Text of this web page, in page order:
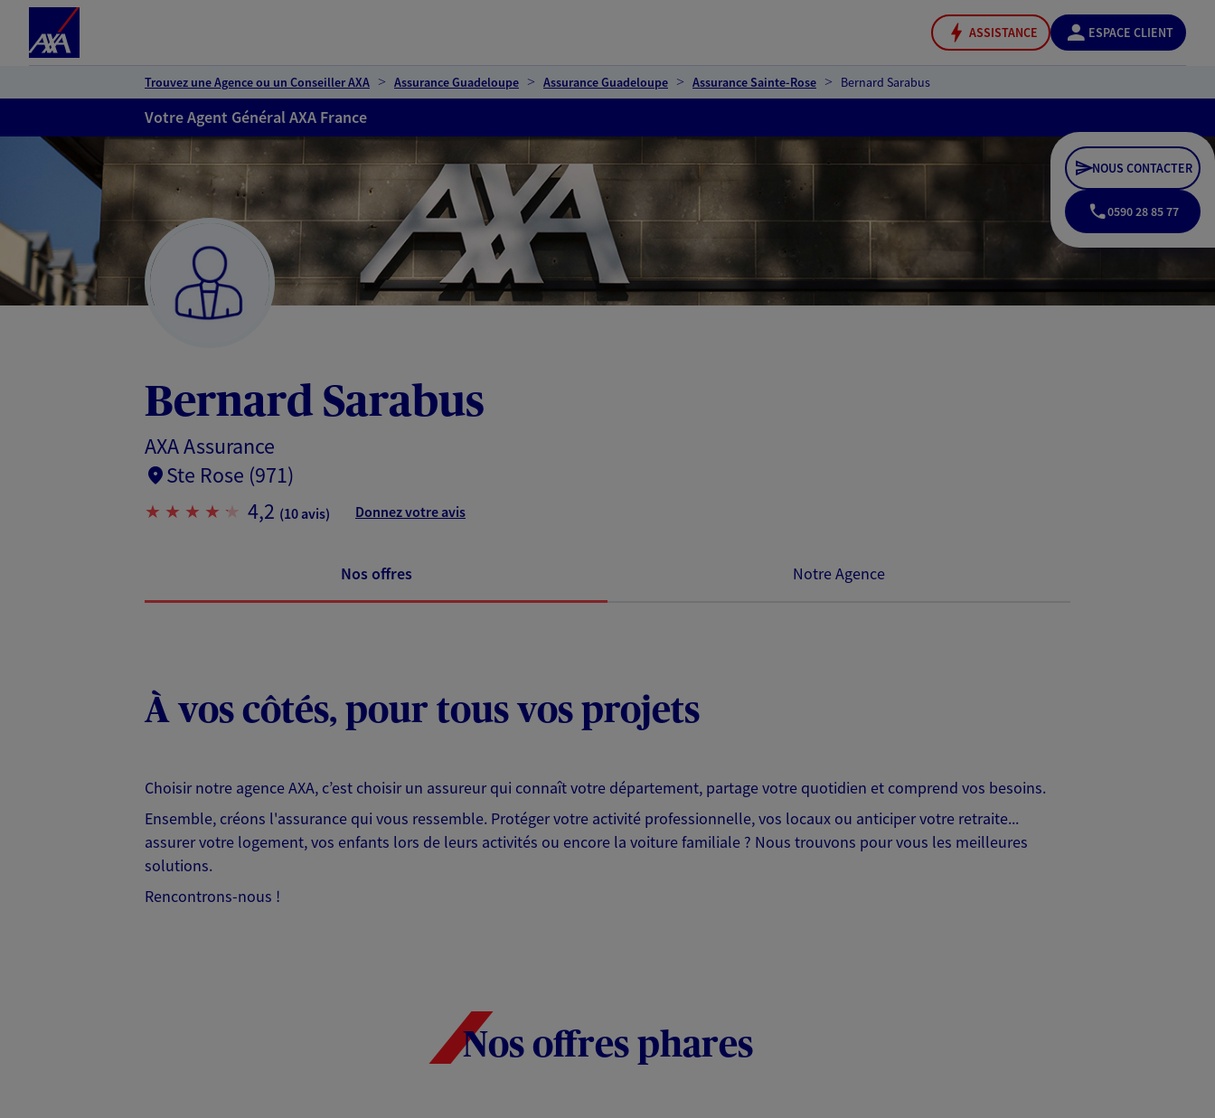
ASSISTANCE ESPACE CLIENT
Trouvez une Agence ou un Conseiller AXA Assurance Guadeloupe Assurance Guadeloupe Assurance Sainte-Rose Bernard Sarabus
Votre Agent Général AXA France
Bernard Sarabus
AXA Assurance
Ste Rose (971)
4,2 (10 avis) Donnez votre avis
NOUS CONTACTER
0590 28 85 77
Nos offres Notre Agence
À vos côtés, pour tous vos projets
Choisir notre agence AXA, c’est choisir un assureur qui connaît votre département, partage votre quotidien et comprend vos besoins.
Ensemble, créons l'assurance qui vous ressemble. Protéger votre activité professionnelle, vos locaux ou anticiper votre retraite...
assurer votre logement, vos enfants lors de leurs activités ou encore la voiture familiale ? Nous trouvons pour vous les meilleures
solutions.
Rencontrons-nous !
Nos offres phares